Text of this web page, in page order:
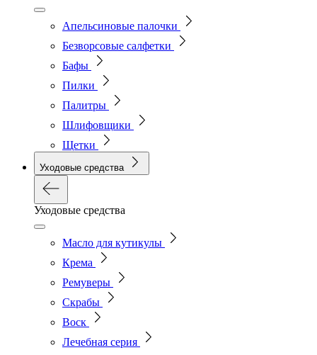
Апельсиновые палочки
Безворсовые салфетки
Бафы
Пилки
Палитры
Шлифовщики
Щетки
Уходовые средства
Уходовые средства
Масло для кутикулы
Крема
Ремуверы
Скрабы
Воск
Лечебная серия